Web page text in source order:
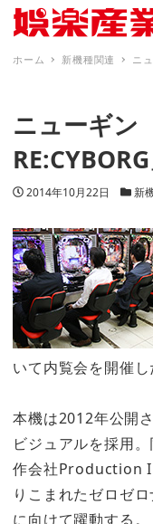
ホーム 新機種関連 ニ
ニューギン
投稿日
2014年10月22日 カテ
新
いて内覧会を開催し
本機は2012年公開
ビジュアルを採用
作会社Production
りこまれたゼロゼ
に向けて躍動する。